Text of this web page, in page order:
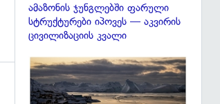
ამაზონის ჯუნგლებში ფარული
სტრუქტურები იპოვეს — აკვირის
ცივილიზაციის კვალი